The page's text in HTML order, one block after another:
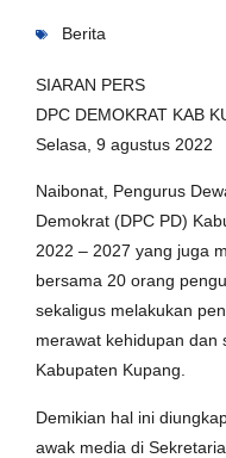
Berita
SIARAN PERS
DPC DEMOKRAT KAB
Selasa, 9 agustus 2022
Naibonat, Pengurus
Demokrat (DPC PD)
2022 – 2027 yang juga
bersama 20 orang
sekaligus melakukan
merawat kehidupan dan
Kabupaten Kupang.
Demikian hal ini
awak media di